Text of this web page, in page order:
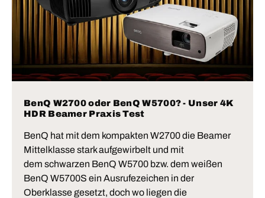
BenQ W2700 oder BenQ W5700? - Unser 4K
HDR Beamer Praxis Test
BenQ hat mit dem kompakten W2700 die Beamer
Mittelklasse stark aufgewirbelt und mit
dem schwarzen BenQ W5700 bzw. dem weißen
BenQ W5700S ein Ausrufezeichen in der
Oberklasse gesetzt, doch wo liegen die